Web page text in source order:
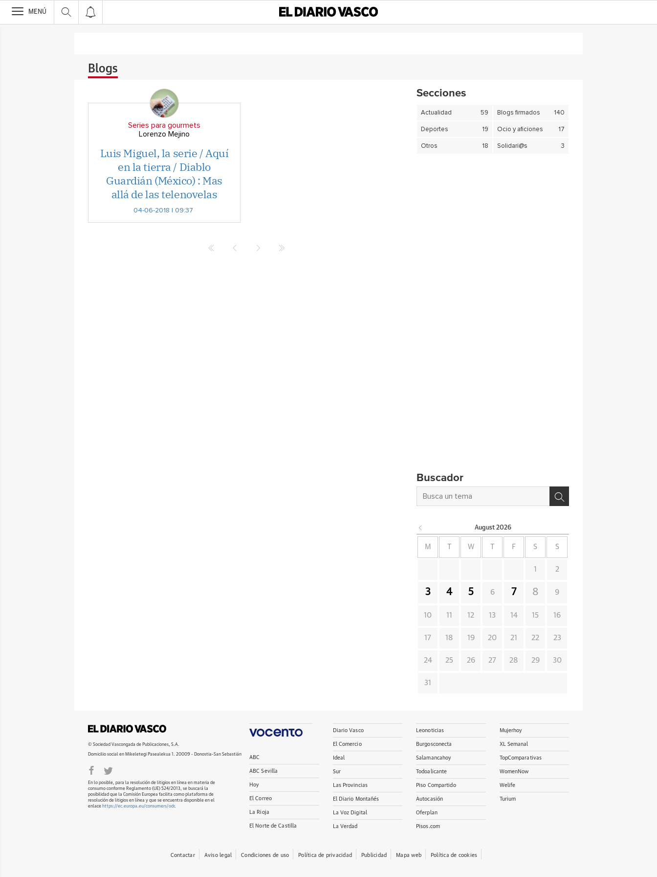
>
MENÚ
Blogs
Series para gourmets
Lorenzo Mejino
Luis Miguel, la serie / Aquí
en la tierra / Diablo
Guardián (México) : Mas
allá de las telenovelas
04-06-2018 | 09:37
Secciones
Actualidad 59 Blogs firmados 140
Deportes 19 Ocio y aficiones 17
Otros 18 Solidari@s 3
Buscador
August 2026
M W F S S
1 2
3 4 5 6 7 8 9
10 11 12 13 14 15 16
17 18 19 20 21 22 23
24 25 26 27 28 29 30
31
© Sociedad Vascongada de Publicaciones, S.A.
Domicilio social en Mikeletegi Pasealekua 1. 20009 - Donostia-San Sebastián
En lo posible, para la resolución de litigios en línea en materia de
consumo conforme Reglamento (UE) 524/2013, se buscará la
posibilidad que la Comisión Europea facilita como plataforma de
resolución de litigios en línea y que se encuentra disponible en el
enlace https://ec.europa.eu/consumers/odr.
ABC
ABC Sevilla
Hoy
El Correo
La Rioja
El Norte de Castilla
Diario Vasco
El Comercio
Ideal
Sur
Las Provincias
El Diario Montañés
La Voz Digital
La Verdad
Leonoticias
Burgosconecta
Salamancahoy
Todoalicante
Piso Compartido
Autocasión
Oferplan
Pisos.com
Mujerhoy
XL Semanal
TopComparativas
WomenNow
Welife
Turium
Contactar Aviso legal Condiciones de uso Política de privacidad Publicidad Mapa web Política de cookies